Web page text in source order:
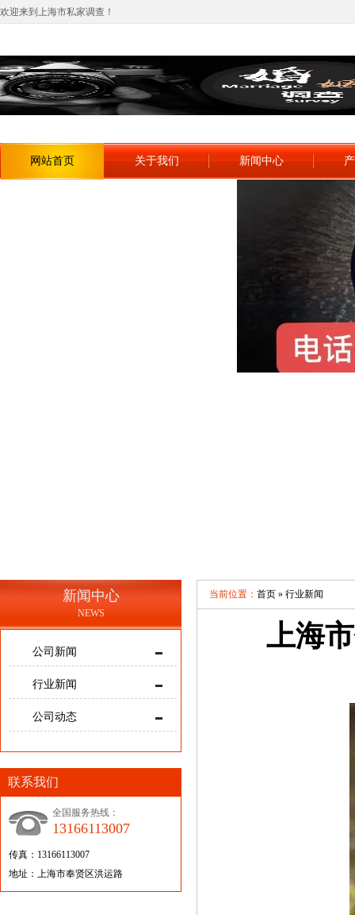
欢迎来到上海市私家调查！
网站首页 关于我们 新闻中心
新闻中心
NEWS
公司新闻
行业新闻
公司动态
联系我们
全国服务热线：
13166113007
传真：13166113007
地址：上海市奉贤区洪运路
当前位置： 首页 » 行业新闻
上海